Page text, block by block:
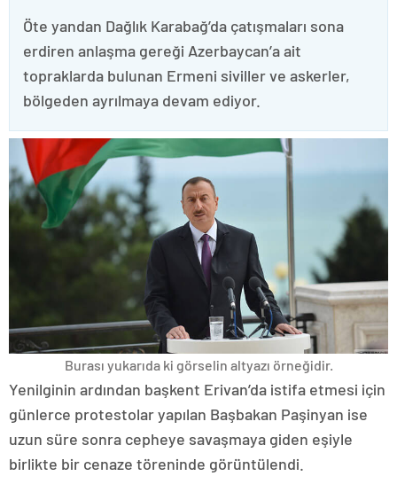
Öte yandan Dağlık Karabağ’da çatışmaları sona
erdiren anlaşma gereği Azerbaycan’a ait
topraklarda bulunan Ermeni siviller ve askerler,
bölgeden ayrılmaya devam ediyor.
Burası yukarıda ki görselin altyazı örneğidir.
Yenilginin ardından başkent Erivan’da istifa etmesi için
günlerce protestolar yapılan Başbakan Paşinyan ise
uzun süre sonra cepheye savaşmaya giden eşiyle
birlikte bir cenaze töreninde görüntülendi.